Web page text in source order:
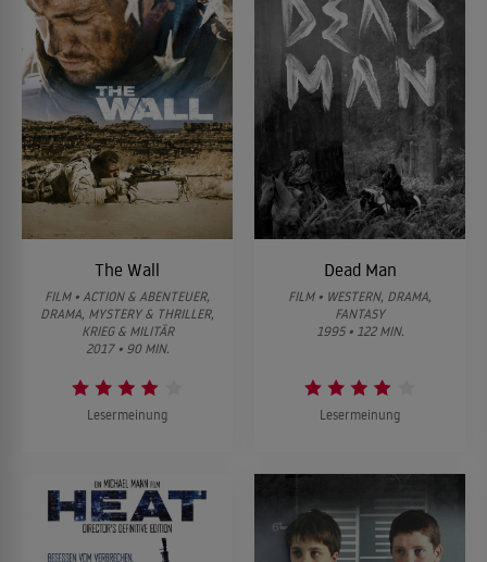
The Wall
FILM • ACTION & ABENTEUER,
DRAMA, MYSTERY & THRILLER,
KRIEG & MILITÄR
2017 • 90 MIN.
Lesermeinung
Dead Man
FILM • WESTERN, DRAMA,
FANTASY
1995 • 122 MIN.
Lesermeinung